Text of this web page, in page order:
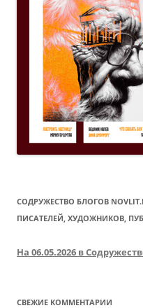
СОДРУЖЕСТВО БЛОГОВ
ПИСАТЕЛЕЙ, ХУДОЖНИКОВ,
На 06.05.2026 в
СВЕЖИЕ КОММЕНТАРИИ